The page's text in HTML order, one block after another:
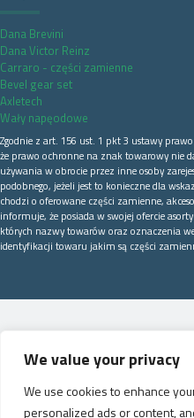
We value your privacy
We use cookies to enhance
personalized ads or content,
Dana Brevini
Dana Victor Reinz
Carraro - części zamienne
Bevel gear set
Axletech
Wały napęodowe
Zgodnie z art. 156 ust. 1 pkt 3 ustawy
że prawo ochronne na znak towarowy nie
używania w obrocie przez inne osoby
podobnego, jeżeli jest to konieczne dla
chodzi o oferowane części zamienne,
informuje, że posiada w swojej ofercie
których nazwy towarów oraz oznaczenia
identyfikacji towaru jakim są części